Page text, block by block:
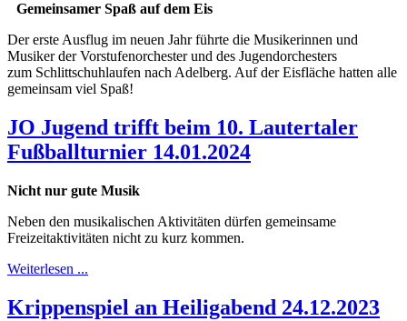
Gemeinsamer Spaß auf dem Eis
Der erste Ausflug im neuen Jahr führte die Musikerinnen und
Musiker der Vorstufenorchester und des Jugendorchesters
zum Schlittschuhlaufen nach Adelberg. Auf der Eisfläche hatten alle
gemeinsam viel Spaß!
JO Jugend trifft beim 10. Lautertaler
Fußballturnier 14.01.2024
Nicht nur gute Musik
Neben den musikalischen Aktivitäten dürfen gemeinsame
Freizeitaktivitäten nicht zu kurz kommen.
Weiterlesen ...
Krippenspiel an Heiligabend 24.12.2023